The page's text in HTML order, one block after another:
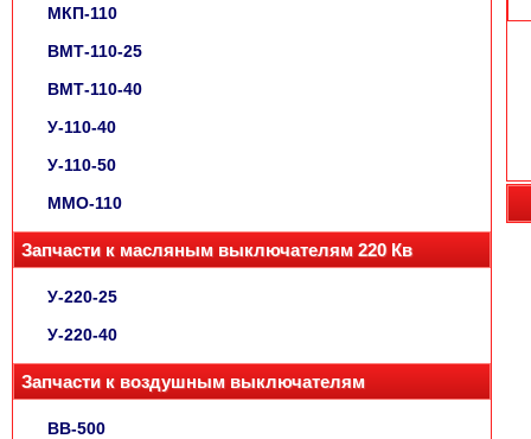
МКП-110
ВМТ-110-25
ВМТ-110-40
У-110-40
У-110-50
ММО-110
Запчасти к масляным выключателям 220 Кв
У-220-25
У-220-40
Запчасти к воздушным выключателям
ВВ-500